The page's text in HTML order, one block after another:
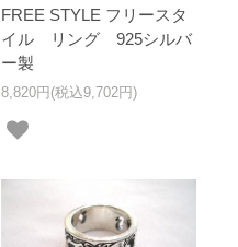
FREE STYLE フリースタ
イル リング 925シルバ
ー製
8,820円(税込9,702円)